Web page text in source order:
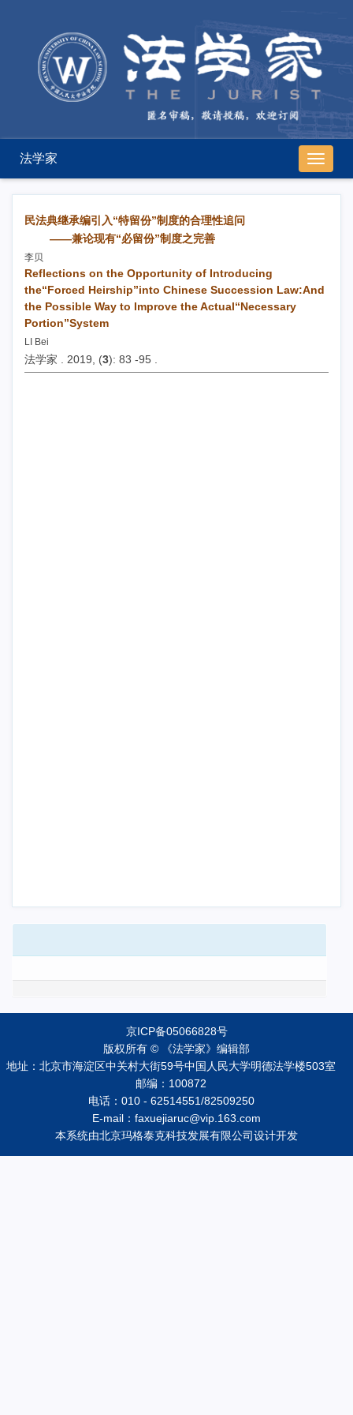
导
航
切
法学家
民法典继承编引入“特留份”制度的合理性追问
——兼论现有“必留份”制度之完善
李贝
Reflections on the Opportunity of Introducing
the“Forced Heirship”into Chinese Succession Law:And
the Possible Way to Improve the Actual“Necessary
Portion”System
LI Bei
法学家 . 2019, (3): 83 -95 .
京ICP备05066828号
版权所有 © 《法学家》编辑部
地址：北京市海淀区中关村大街59号中国人民大学明德法学楼503室
邮编：100872
电话：010 - 62514551/82509250
E-mail：faxuejiaruc@vip.163.com
本系统由北京玛格泰克科技发展有限公司设计开发